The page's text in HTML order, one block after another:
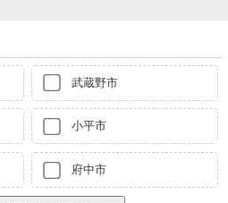
武蔵野市
小平市
府中市